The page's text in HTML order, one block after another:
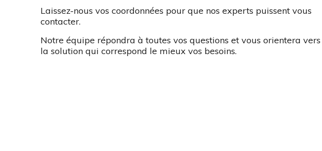
Laissez-nous vos coordonnées pour que nos experts puissent vous
contacter.
Notre équipe répondra à toutes vos questions et vous orientera vers
la solution qui correspond le mieux vos besoins.